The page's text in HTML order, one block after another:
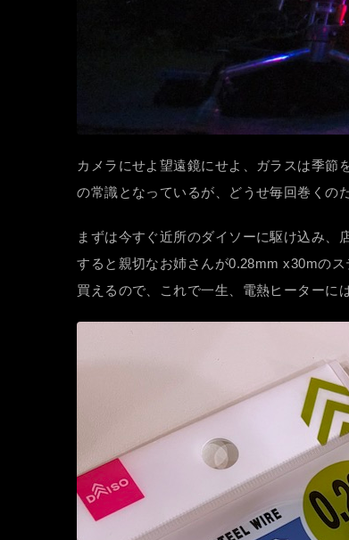
カメラにせよ望遠鏡にせよ、ガラスは季節
の常識となっているが、どうせ毎回巻くの
まずは今すぐ近所のダイソーに駆け込み、
すると親切なお姉さんが0.28mm x30mの
買えるので、これで一生、電熱ヒーターに